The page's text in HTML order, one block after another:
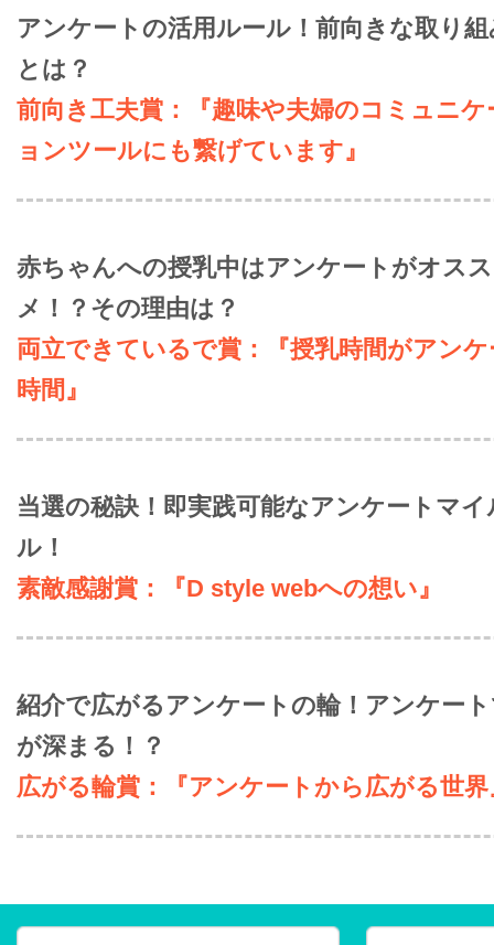
アンケートの活用ルール！前向きな取り
とは？
前向き工夫賞：『趣味や夫婦のコミュニケ
ョンツールにも繋げています』
赤ちゃんへの授乳中はアンケートがオスス
メ！？その理由は？
両立できているで賞：『授乳時間がアン
時間』
当選の秘訣！即実践可能なアンケートマイ
ル！
素敵感謝賞：『D style webへの想い』
紹介で広がるアンケートの輪！アンケー
が深まる！？
広がる輪賞：『アンケートから広がる世界